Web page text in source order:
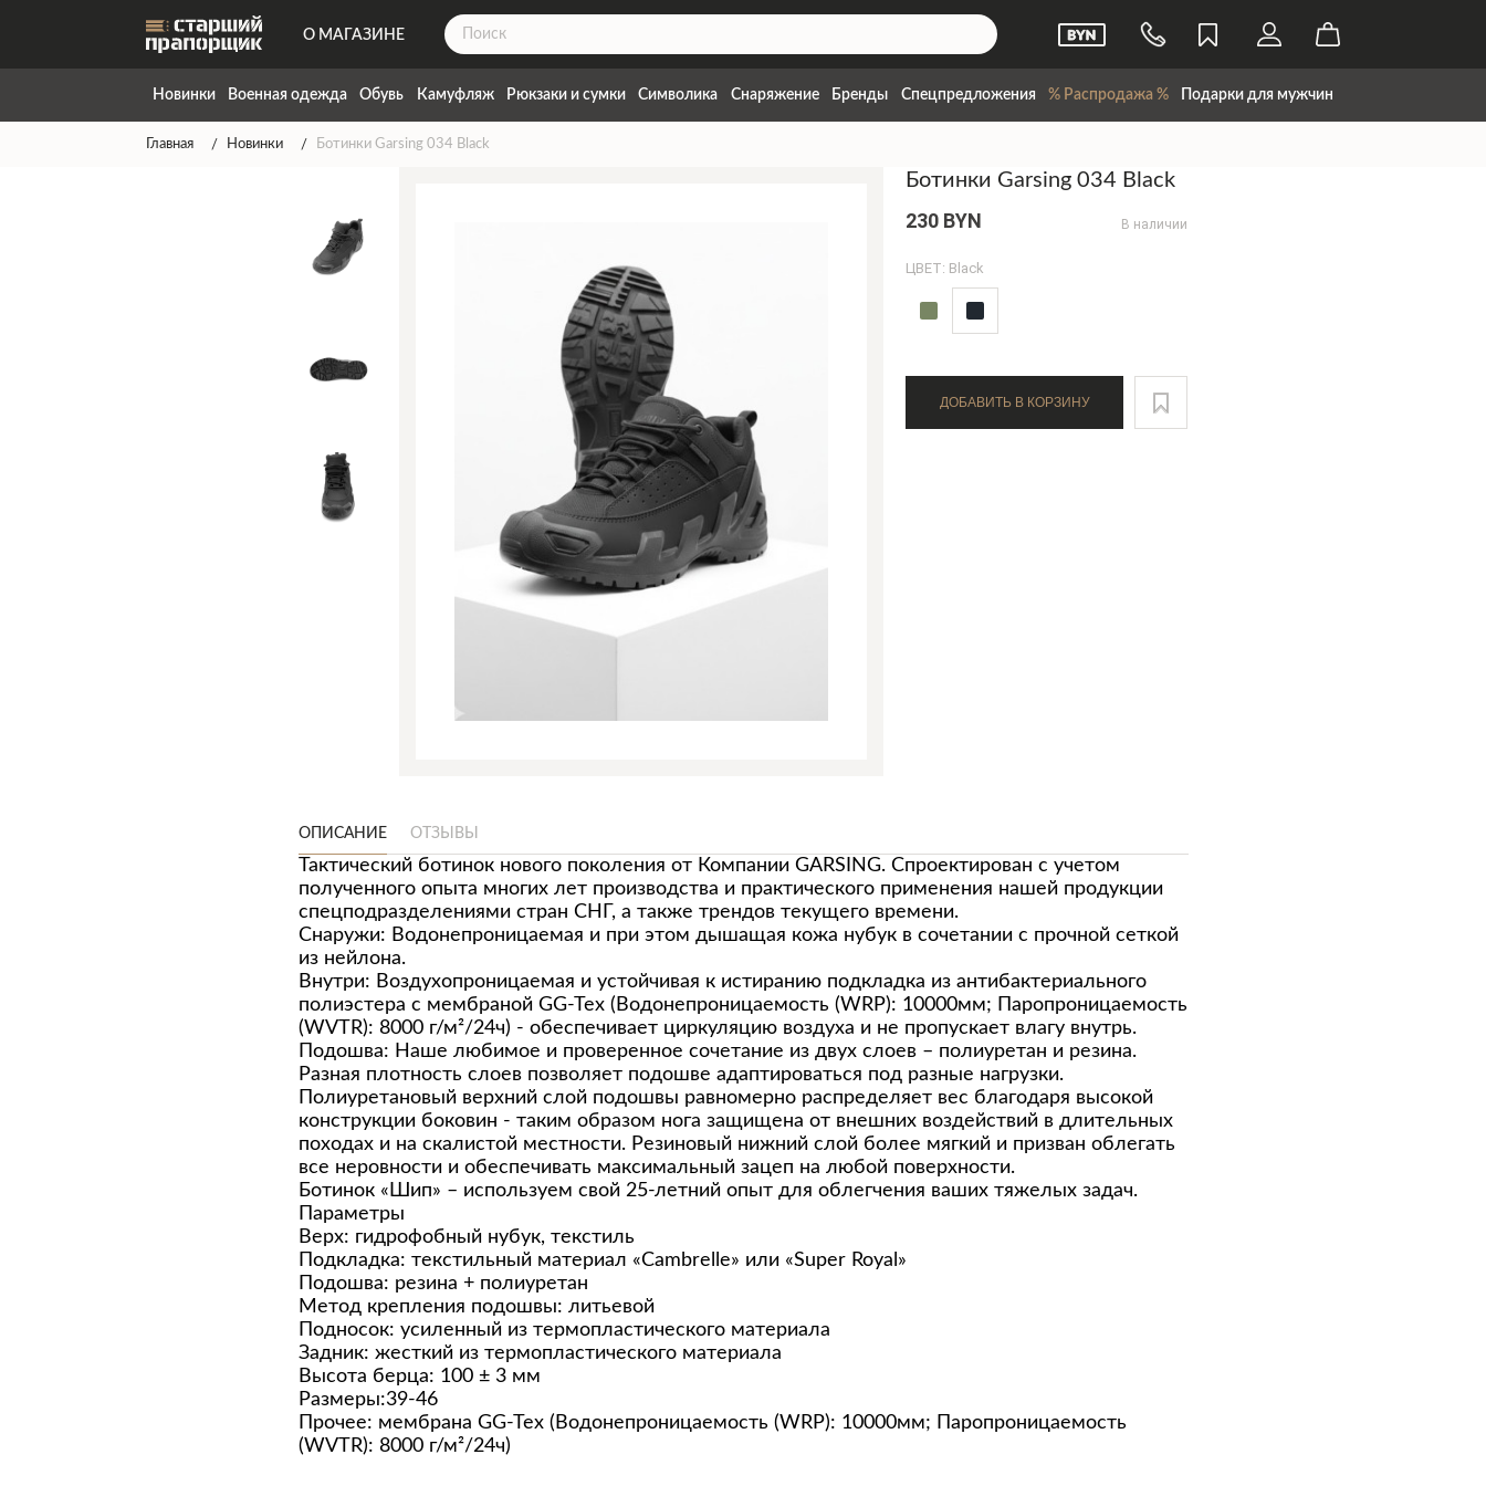
О МАГАЗИНЕ
ДОСТАВКА
КОНТАКТЫ
ТАБЛИЦА РАЗМЕРОВ
ГАРАНТИЯ
Новинки Военная одежда Обувь Камуфляж Рюкзаки и сумки Символика Снаряжение Бренды Спецпредложения % Распродажа % Подарки для мужчин
Главная Новинки Ботинки Garsing 034 Black
Ботинки Garsing 034 Black
230 BYN В наличии
ЦВЕТ: Black
ДОБАВИТЬ В КОРЗИНУ
ОПИСАНИЕ ОТЗЫВЫ
Тактический ботинок нового поколения от Компании GARSING. Спроектирован с учетом
полученного опыта многих лет производства и практического применения нашей продукции
спецподразделениями стран СНГ, а также трендов текущего времени.
Снаружи: Водонепроницаемая и при этом дышащая кожа нубук в сочетании с прочной сеткой
из нейлона.
Внутри: Воздухопроницаемая и устойчивая к истиранию подкладка из антибактериального
полиэстера с мембраной GG-Tex (Водонепроницаемость (WRP): 10000мм; Паропроницаемость
(WVTR): 8000 г/м²/24ч) - обеспечивает циркуляцию воздуха и не пропускает влагу внутрь.
Подошва: Наше любимое и проверенное сочетание из двух слоев – полиуретан и резина.
Разная плотность слоев позволяет подошве адаптироваться под разные нагрузки.
Полиуретановый верхний слой подошвы равномерно распределяет вес благодаря высокой
конструкции боковин - таким образом нога защищена от внешних воздействий в длительных
походах и на скалистой местности. Резиновый нижний слой более мягкий и призван облегать
все неровности и обеспечивать максимальный зацеп на любой поверхности.
Ботинок «Шип» – используем свой 25-летний опыт для облегчения ваших тяжелых задач.
Параметры
Верх: гидрофобный нубук, текстиль
Подкладка: текстильный материал «Cambrelle» или «Super Royal»
Подошва: резина + полиуретан
Метод крепления подошвы: литьевой
Подносок: усиленный из термопластического материала
Задник: жесткий из термопластического материала
Высота берца: 100 ± 3 мм
Размеры:39-46
Прочее: мембрана GG-Tex (Водонепроницаемость (WRP): 10000мм; Паропроницаемость
(WVTR): 8000 г/м²/24ч)